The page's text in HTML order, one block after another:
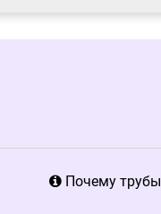
Почему